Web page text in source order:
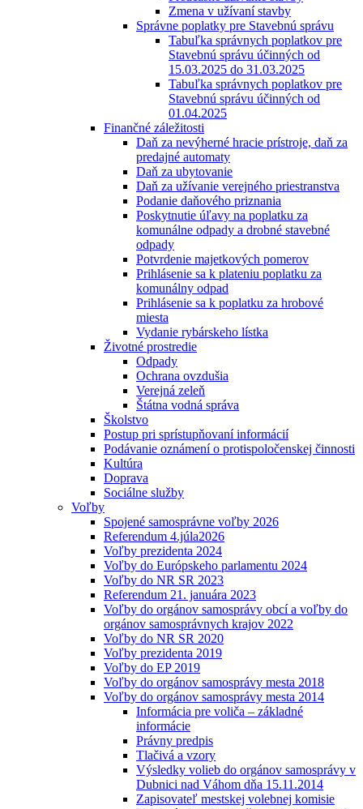
Zmena v užívaní stavby
Správne poplatky pre Stavebnú správu
Tabuľka správnych poplatkov pre
Stavebnú správu účinných od
15.03.2025 do 31.03.2025
Tabuľka správnych poplatkov pre
Stavebnú správu účinných od
01.04.2025
Finančné záležitosti
Daň za nevýherné hracie prístroje, daň za
predajné automaty
Daň za ubytovanie
Daň za užívanie verejného priestranstva
Podanie daňového priznania
Poskytnutie úľavy na poplatku za
komunálne odpady a drobné stavebné
odpady
Potvrdenie majetkových pomerov
Prihlásenie sa k plateniu poplatku za
komunálny odpad
Prihlásenie sa k poplatku za hrobové
miesta
Vydanie rybárskeho lístka
Životné prostredie
Odpady
Ochrana ovzdušia
Verejná zeleň
Štátna vodná správa
Školstvo
Postup pri sprístupňovaní informácií
Podávanie oznámení o protispoločenskej činnosti
Kultúra
Doprava
Sociálne služby
Voľby
Spojené samosprávne voľby 2026
Referendum 4.júla2026
Voľby prezidenta 2024
Voľby do Európskeho parlamentu 2024
Voľby do NR SR 2023
Referendum 21. januára 2023
Voľby do orgánov samosprávy obcí a voľby do
orgánov samosprávnych krajov 2022
Voľby do NR SR 2020
Voľby prezidenta 2019
Voľby do EP 2019
Voľby do orgánov samosprávy mesta 2018
Voľby do orgánov samosprávy mesta 2014
Informácia pre voliča – základné
informácie
Právny predpis
Tlačivá a vzory
Výsledky volieb do orgánov samosprávy v
Dubnici nad Váhom dňa 15.11.2014
Zapisovateľ mestskej volebnej komisie